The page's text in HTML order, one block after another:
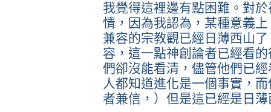
我覺得這裡邊有點困難。對
情，因為我認為，某種意義
兼容的宗教觀已經日薄西山
容，這一點神創論者已經看
們卻沒能看清，儘管他們已
人都知道進化是一個事實，
者兼信，）但是這已經是日